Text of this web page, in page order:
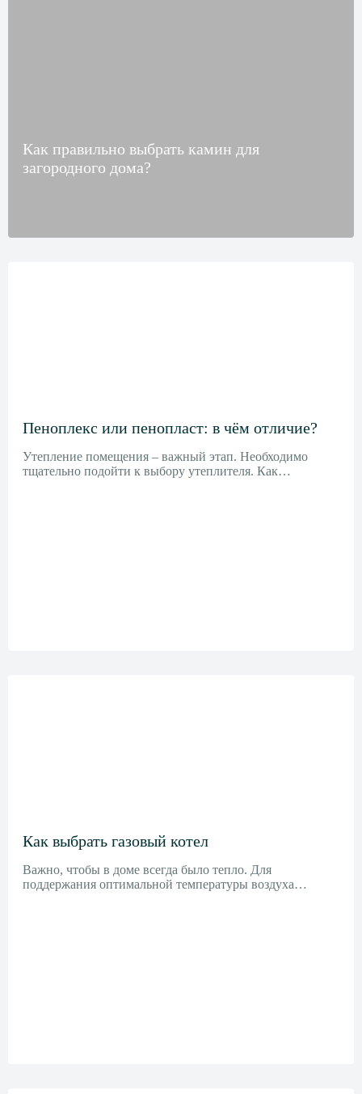
Как правильно выбрать камин для
загородного дома?
Пеноплекс или пенопласт: в чём отличие?
Утепление помещения – важный этап. Необходимо
тщательно подойти к выбору утеплителя. Как…
Как выбрать газовый котел
Важно, чтобы в доме всегда было тепло. Для
поддержания оптимальной температуры воздуха…